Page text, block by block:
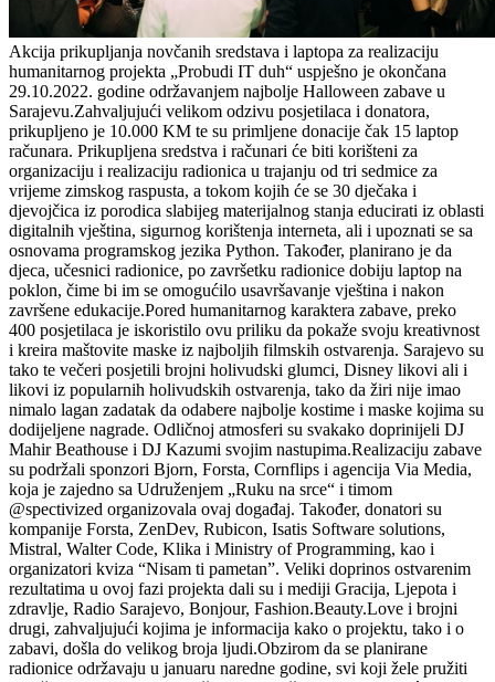
Akcija prikupljanja novčanih sredstava i laptopa za realizaciju
humanitarnog projekta „Probudi IT duh“ uspješno je okončana
29.10.2022. godine održavanjem najbolje Halloween zabave u
Sarajevu.Zahvaljujući velikom odzivu posjetilaca i donatora,
prikupljeno je 10.000 KM te su primljene donacije čak 15 laptop
računara. Prikupljena sredstva i računari će biti korišteni za
organizaciju i realizaciju radionica u trajanju od tri sedmice za
vrijeme zimskog raspusta, a tokom kojih će se 30 dječaka i
djevojčica iz porodica slabijeg materijalnog stanja educirati iz oblasti
digitalnih vještina, sigurnog korištenja interneta, ali i upoznati se sa
osnovama programskog jezika Python. Također, planirano je da
djeca, učesnici radionice, po završetku radionice dobiju laptop na
poklon, čime bi im se omogućilo usavršavanje vještina i nakon
završene edukacije.Pored humanitarnog karaktera zabave, preko
400 posjetilaca je iskoristilo ovu priliku da pokaže svoju kreativnost
i kreira maštovite maske iz najboljih filmskih ostvarenja. Sarajevo su
tako te večeri posjetili brojni holivudski glumci, Disney likovi ali i
likovi iz popularnih holivudskih ostvarenja, tako da žiri nije imao
nimalo lagan zadatak da odabere najbolje kostime i maske kojima su
dodijeljene nagrade. Odličnoj atmosferi su svakako doprinijeli DJ
Mahir Beathouse i DJ Kazumi svojim nastupima.Realizaciju zabave
su podržali sponzori Bjorn, Forsta, Cornflips i agencija Via Media,
koja je zajedno sa Udruženjem „Ruku na srce“ i timom
@spectivized organizovala ovaj događaj. Također, donatori su
kompanije Forsta, ZenDev, Rubicon, Isatis Software solutions,
Mistral, Walter Code, Klika i Ministry of Programming, kao i
organizatori kviza “Nisam ti pametan”. Veliki doprinos ostvarenim
rezultatima u ovoj fazi projekta dali su i mediji Gracija, Ljepota i
zdravlje, Radio Sarajevo, Bonjour, Fashion.Beauty.Love i brojni
drugi, zahvaljujući kojima je informacija kako o projektu, tako i o
zabavi, došla do velikog broja ljudi.Obzirom da se planirane
radionice održavaju u januaru naredne godine, svi koji žele pružiti